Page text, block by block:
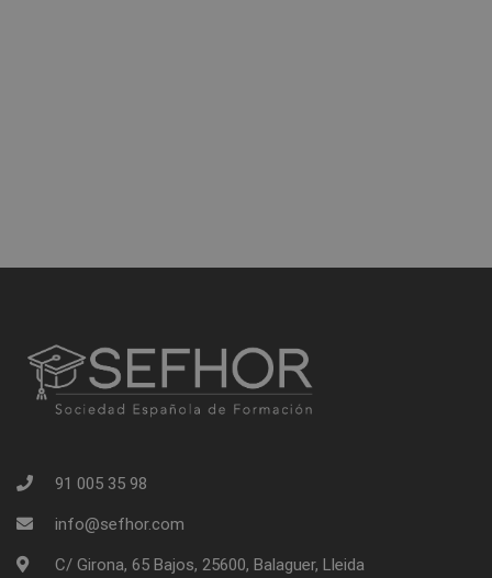
91 005 35 98
info@sefhor.com
C/ Girona, 65 Bajos, 25600, Balaguer, Lleida